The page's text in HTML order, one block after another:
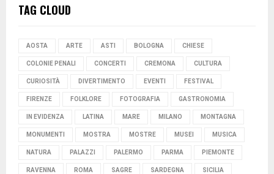
TAG CLOUD
AOSTA ARTE ASTI BOLOGNA CHIESE
COLONIE PENALI CONCERTI CREMONA CULTURA
CURIOSITÀ DIVERTIMENTO EVENTI FESTIVAL
FIRENZE FOLKLORE FOTOGRAFIA GASTRONOMIA
IN EVIDENZA LATINA MARE MILANO MONTAGNA
MONUMENTI MOSTRA MOSTRE MUSEI MUSICA
NATURA PALAZZI PALERMO PARMA PIEMONTE
RAVENNA ROMA SAGRE SARDEGNA SICILIA